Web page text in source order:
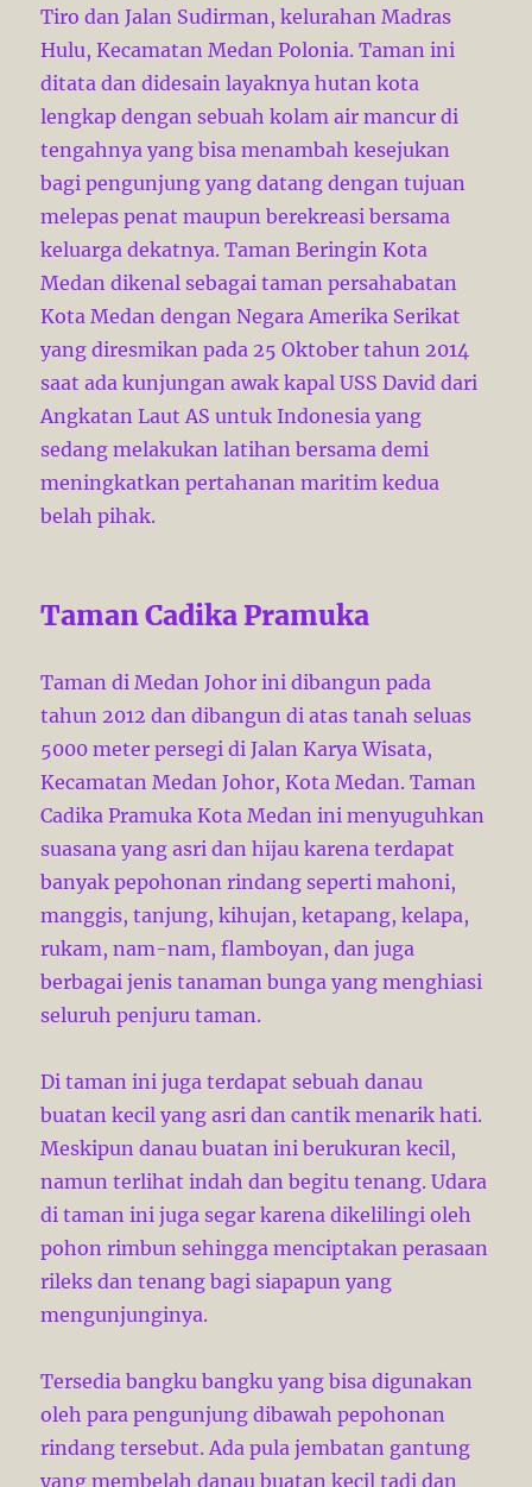
Tiro dan Jalan Sudirman, kelurahan Madras
Hulu, Kecamatan Medan Polonia. Taman ini
ditata dan didesain layaknya hutan kota
lengkap dengan sebuah kolam air mancur di
tengahnya yang bisa menambah kesejukan
bagi pengunjung yang datang dengan tujuan
melepas penat maupun berekreasi bersama
keluarga dekatnya. Taman Beringin Kota
Medan dikenal sebagai taman persahabatan
Kota Medan dengan Negara Amerika Serikat
yang diresmikan pada 25 Oktober tahun 2014
saat ada kunjungan awak kapal USS David dari
Angkatan Laut AS untuk Indonesia yang
sedang melakukan latihan bersama demi
meningkatkan pertahanan maritim kedua
belah pihak.
Taman Cadika Pramuka
Taman di Medan Johor ini dibangun pada
tahun 2012 dan dibangun di atas tanah seluas
5000 meter persegi di Jalan Karya Wisata,
Kecamatan Medan Johor, Kota Medan. Taman
Cadika Pramuka Kota Medan ini menyuguhkan
suasana yang asri dan hijau karena terdapat
banyak pepohonan rindang seperti mahoni,
manggis, tanjung, kihujan, ketapang, kelapa,
rukam, nam-nam, flamboyan, dan juga
berbagai jenis tanaman bunga yang menghiasi
seluruh penjuru taman.
Di taman ini juga terdapat sebuah danau
buatan kecil yang asri dan cantik menarik hati.
Meskipun danau buatan ini berukuran kecil,
namun terlihat indah dan begitu tenang. Udara
di taman ini juga segar karena dikelilingi oleh
pohon rimbun sehingga menciptakan perasaan
rileks dan tenang bagi siapapun yang
mengunjunginya.
Tersedia bangku bangku yang bisa digunakan
oleh para pengunjung dibawah pepohonan
rindang tersebut. Ada pula jembatan gantung
yang membelah danau buatan kecil tadi dan